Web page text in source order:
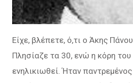
Είχε, βλέπετε, ό,τι ο Άκης
Πλησίαζε τα 30, ενώ η κόρη του
ενηλικιωθεί. Ήταν παντρεμένος